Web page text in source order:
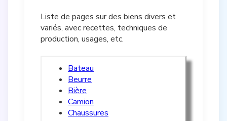
Liste de pages sur des biens divers et
variés, avec recettes, techniques de
production, usages, etc.
Bateau
Beurre
Bière
Camion
Chaussures